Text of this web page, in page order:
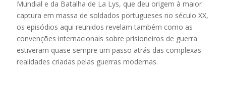
Mundial e da Batalha de La Lys, que deu origem à maior
captura em massa de soldados portugueses no século XX,
os episódios aqui reunidos revelam também como as
convenções internacionais sobre prisioneiros de guerra
estiveram quase sempre um passo atrás das complexas
realidades criadas pelas guerras modernas.